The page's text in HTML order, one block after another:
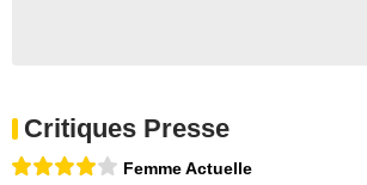
Critiques Presse
Femme Actuelle